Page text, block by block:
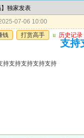
独家发表
07-06 10:00
钱
打赏高手 u 历史记录
支持
持支持支持支持支持